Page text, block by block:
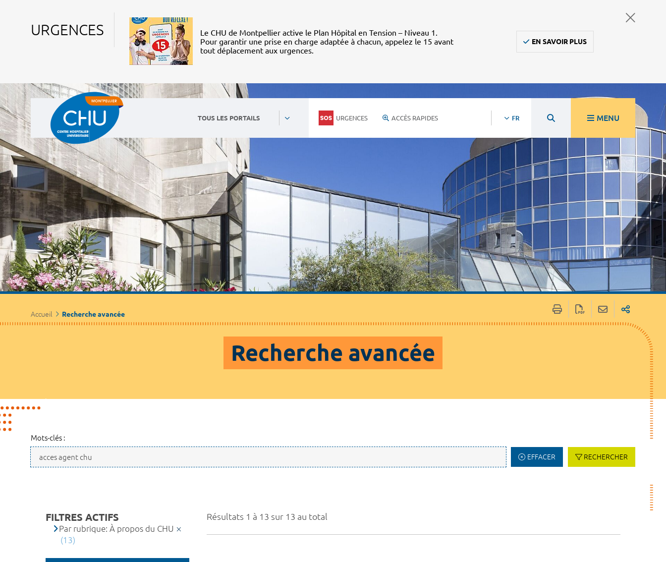
URGENCES
Le CHU de Montpellier active le Plan Hôpital en Tension – Niveau 1.
Pour garantir une prise en charge adaptée à chacun, appelez le 15 avant
tout déplacement aux urgences.
EN SAVOIR PLUS
TOUS LES PORTAILS URGENCES ACCÈS RAPIDES FR MENU
Accueil Recherche avancée
Recherche avancée
Mots-clés :
EFFACER RECHERCHER
Résultats 1 à 13 sur 13 au total
FILTRES ACTIFS
Par rubrique: À propos du CHU
(13)